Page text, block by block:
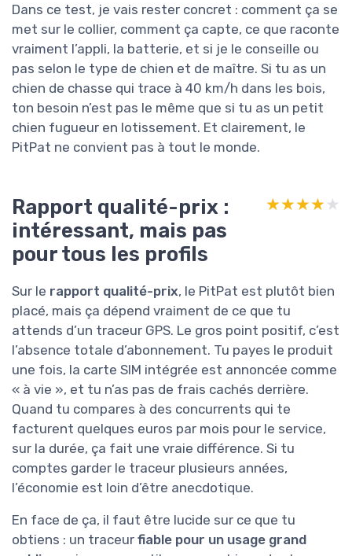
Dans ce test, je vais rester concret : comment ça se
met sur le collier, comment ça capte, ce que raconte
vraiment l’appli, la batterie, et si je le conseille ou
pas selon le type de chien et de maître. Si tu as un
chien de chasse qui trace à 40 km/h dans les bois,
ton besoin n’est pas le même que si tu as un petit
chien fugueur en lotissement. Et clairement, le
PitPat ne convient pas à tout le monde.
Rapport qualité-prix :
intéressant, mais pas
pour tous les profils
★★★★★
★★★★★
Sur le rapport qualité-prix, le PitPat est plutôt bien
placé, mais ça dépend vraiment de ce que tu
attends d’un traceur GPS. Le gros point positif, c’est
l’absence totale d’abonnement. Tu payes le produit
une fois, la carte SIM intégrée est annoncée comme
« à vie », et tu n’as pas de frais cachés derrière.
Quand tu compares à des concurrents qui te
facturent quelques euros par mois pour le service,
sur la durée, ça fait une vraie différence. Si tu
comptes garder le traceur plusieurs années,
l’économie est loin d’être anecdotique.
En face de ça, il faut être lucide sur ce que tu
obtiens : un traceur fiable pour un usage grand